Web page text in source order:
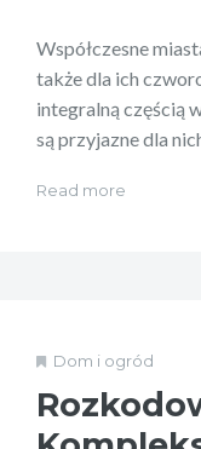
Współczesne
także dla ich
integralną częścią
są przyjazne dla
Read more
Dom i ogród